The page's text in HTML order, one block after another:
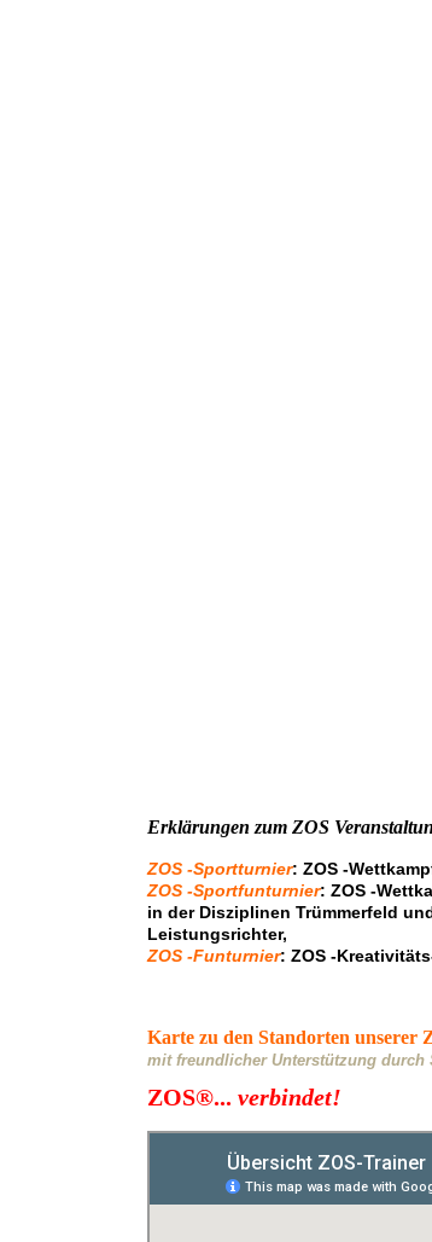
Erklärungen zum ZOS
ZOS -Sportturnier: ZOS -
ZOS -Sportfunturnier: ZOS -
in der Disziplinen Trümmerfeld
Leistungsrichter,
ZOS -Funturnier: ZOS -
Karte zu den Standorten unserer
mit freundlicher Unterstützung durch
ZOS®... verbindet!